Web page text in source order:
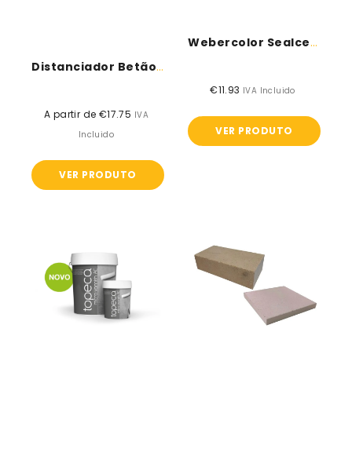
Distanciador Betão Armado - Uso Horizontal
Preço
normal
A partir de €17.75 IVA
Incluido
VER PRODUTO
Webercolor Sealceramic - 310ml
Preço
€11.93 IVA Incluido
VER PRODUTO
VARNISH
AC
prensado
branco
terra